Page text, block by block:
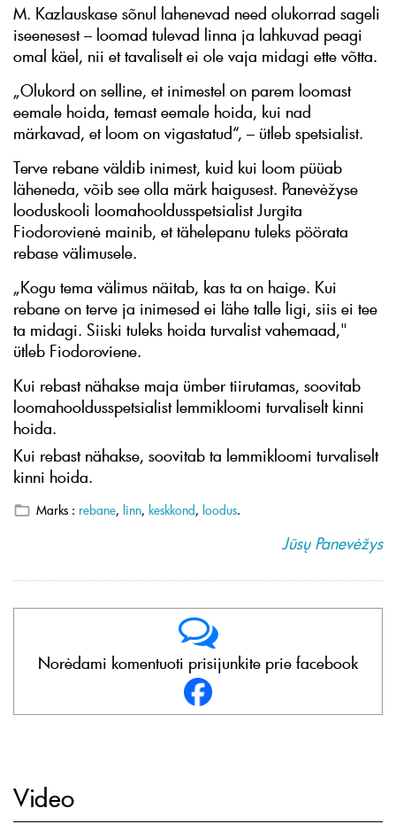
M. Kazlauskase sõnul lahenevad need olukorrad sageli
iseenesest – loomad tulevad linna ja lahkuvad peagi
omal käel, nii et tavaliselt ei ole vaja midagi ette võtta.
„Olukord on selline, et inimestel on parem loomast
eemale hoida, temast eemale hoida, kui nad
märkavad, et loom on vigastatud“, – ütleb spetsialist.
Terve rebane väldib inimest, kuid kui loom püüab
läheneda, võib see olla märk haigusest. Panevėžyse
looduskooli loomahooldusspetsialist Jurgita
Fiodorovienė mainib, et tähelepanu tuleks pöörata
rebase välimusele.
„Kogu tema välimus näitab, kas ta on haige. Kui
rebane on terve ja inimesed ei lähe talle ligi, siis ei tee
ta midagi. Siiski tuleks hoida turvalist vahemaad,"
ütleb Fiodoroviene.
Kui rebast nähakse maja ümber tiirutamas, soovitab
loomahooldusspetsialist lemmikloomi turvaliselt kinni
hoida.
Kui rebast nähakse, soovitab ta lemmikloomi turvaliselt
kinni hoida.
Marks : rebane, linn, keskkond, loodus.
Jūsų Panevėžys
Norėdami komentuoti prisijunkite prie facebook
Video